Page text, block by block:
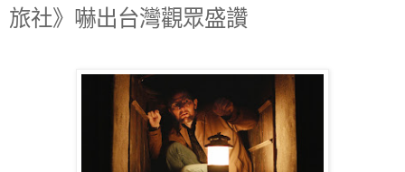
旅社》嚇出台灣觀眾盛讚